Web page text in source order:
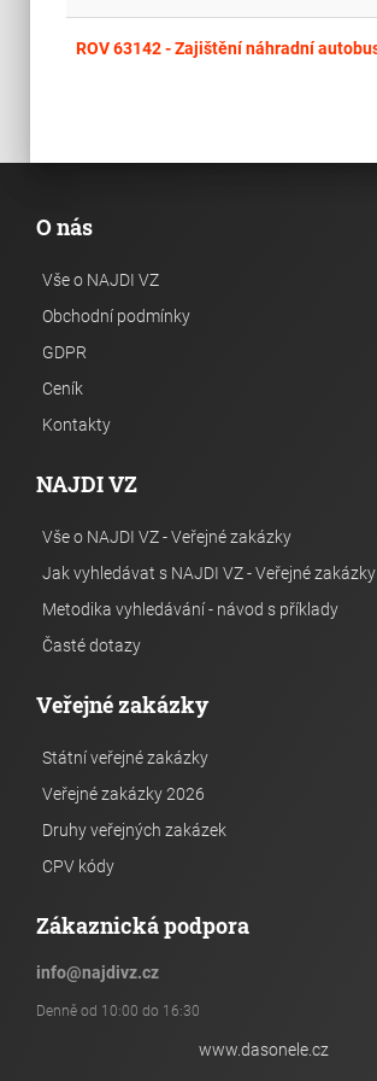
O nás
Vše o NAJDI VZ
Obchodní podmínky
GDPR
Ceník
Kontakty
NAJDI VZ
Vše o NAJDI VZ - Veřejné zakázky
Jak vyhledávat s NAJDI VZ - Veřejné zakázky
Metodika vyhledávání - návod s příklady
Časté dotazy
Veřejné zakázky
Státní veřejné zakázky
Veřejné zakázky 2026
Druhy veřejných zakázek
CPV kódy
Zákaznická podpora
info@najdivz.cz
Denně od 10:00 do 16:30
www.dasonele.cz